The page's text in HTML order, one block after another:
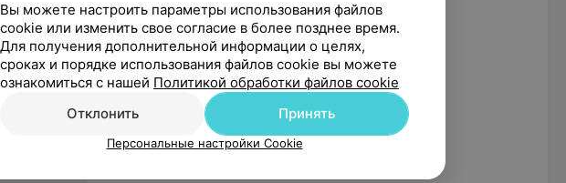
Вы можете настроить параметры использования файлов
cookie или изменить свое согласие в более позднее время.
Для получения дополнительной информации о целях,
сроках и порядке использования файлов cookie вы можете
ознакомиться с нашей Политикой обработки файлов cookie
Отклонить
Принять
Персональные настройки Cookie